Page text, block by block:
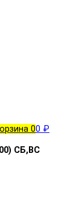
00 ₽
СБ,ВС